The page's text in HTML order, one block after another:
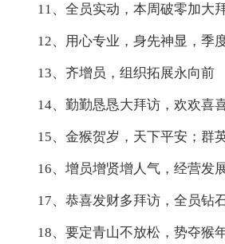
11、全员实动，本周破零加大
12、用心专业，身先神显，季
13、齐增员，组织拓展永向前
14、勤勤恳恳大拜访，欢欢喜
15、金猴贺岁，天下平安；群
16、增员增贤增人气，经营发
17、恭喜发财多拜访，全员钻
18、要定青山不放松，势夺猴